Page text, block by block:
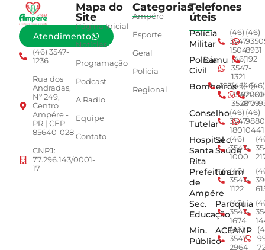
Atendimento
(46) 3547-
1236
Rua dos
Andradas,
Nº 249,
Centro
Ampére -
PR | CEP
85640-028
CNPJ:
77.296.143/0001-
17
Mapa do
Site
Página Inicial
Notícias
Programação
Podcast
A Radio
Equipe
Contato
Categorias
Ampére
Esporte
Geral
Polícia
Regional
Telefones
úteis
Polícia
Militar
(46)
3547-
1504
(46)
8931
Polícia
Civil
Samu (46)
3547-
1321
192
Bombeiros
193(46)
3547-
3528
(46)
4779
(46)
Conselho
Tutelar
(46)
3547-
1801
(46)
0441
Hospital
Santa
Rita
Sec.
Saúde
(46)
3547-
1000
Prefeitura
de
Ampére
Fórum
(46)
3547-
1122
Sec.
Educação
Paroquia
(46)
3547-
1674
Min.
Público
ACEAMP
(46)
3547-
2964